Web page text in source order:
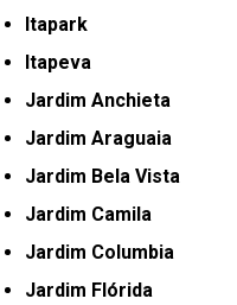
Itapark
Itapeva
Jardim Anchieta
Jardim Araguaia
Jardim Bela Vista
Jardim Camila
Jardim Columbia
Jardim Flórida